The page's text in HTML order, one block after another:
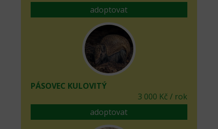
adoptovat
PÁSOVEC KULOVITÝ
3 000 Kč / rok
adoptovat